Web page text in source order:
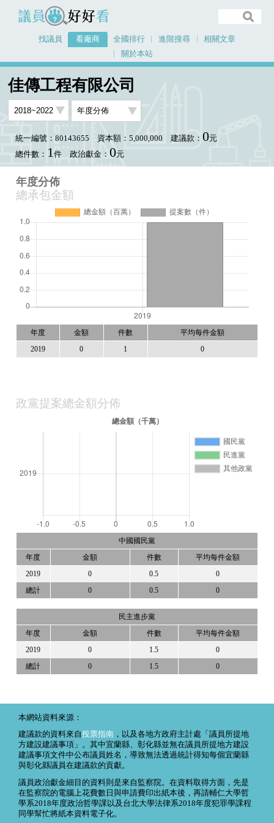
議員好好看
找議員 看廠商 全國排行 進階搜尋
相關文章
關於本站
佳傳工程有限公司
統一編號：80143655 資本額：5,000,000 建議款： 0元
總件數： 1件 政治獻金： 0元
年度分佈
總承包金額
年度 金額 件數 平均每件金額
2019 0 1 0
政黨提案總金額分佈
中國國民黨
年度 金額 件數 平均每件金額
2019 0 0.5 0
總計 0 0.5 0
民主進步黨
年度 金額 件數 平均每件金額
2019 0 1.5 0
總計 0 1.5 0
本網站資料來源：
建議款的資料來自投票指南 ，以及各地方政府主計處「議員所提地
方建設建議事項」。其中宜蘭縣、彰化縣並無在議員所提地方建設
建議事項文件中公布議員姓名，導致無法透過統計得知每個宜蘭縣
與彰化縣議員在建議款的貢獻。
議員政治獻金細目的資料則是來自監察院。在資料取得方面，先是
在監察院的電腦上花費數日與申請費印出紙本後，再請輔仁大學哲
學系2018年度政治哲學課以及台北大學法律系2018年度犯罪學課程
同學幫忙將紙本資料電子化。